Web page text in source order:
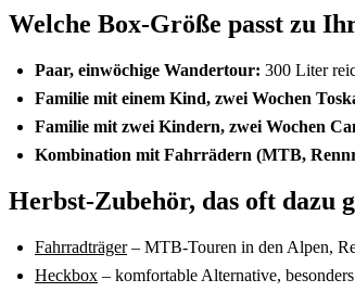
Welche Box-Größe passt zu
Paar, einwöchige Wandertour: 300 Liter
Familie mit einem Kind, zwei Wochen
Familie mit zwei Kindern, zwei Wochen
Kombination mit Fahrrädern (MTB,
Herbst-Zubehör, das oft dazu
Fahrradträger– MTB-Touren in den Alpen,
Heckbox – komfortable Alternative,